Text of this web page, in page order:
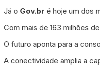
Já o Gov.br é hoje um dos
Com mais de 163 milhões
O futuro aponta para a
A conectividade amplia a